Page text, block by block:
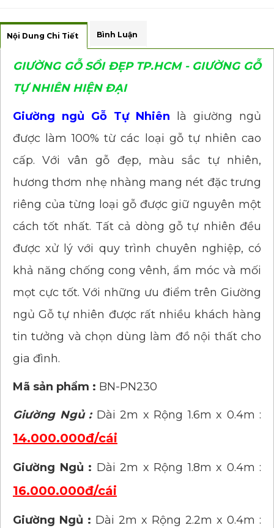
Nội Dung Chi Tiết Bình Luận
GIƯỜNG GỖ SỒI ĐẸP TP.HCM - GIƯỜNG GỖ
TỰ NHIÊN HIỆN ĐẠI
Giường ngủ Gỗ Tự Nhiên là giường ngủ
được làm 100% từ các loại gỗ tự nhiên cao
cấp. Với vân gỗ đẹp, màu sắc tự nhiên,
hương thơm nhẹ nhàng mang nét đặc trưng
riêng của từng loại gỗ được giữ nguyên một
cách tốt nhất. Tất cả dòng gỗ tự nhiên đều
được xử lý với quy trình chuyên nghiệp, có
khả năng chống cong vênh, ẩm móc và mối
mọt cực tốt. Với những ưu điểm trên Giường
ngủ Gỗ tự nhiên được rất nhiều khách hàng
tin tưởng và chọn dùng làm đồ nội thất cho
gia đình.
Mã sản phẩm : BN-PN230
Giường Ngủ : Dài 2m x Rộng 1.6m x 0.4m :
14.000.000đ/cái
Giường Ngủ : Dài 2m x Rộng 1.8m x 0.4m :
16.000.000đ/cái
Giường Ngủ : Dài 2m x Rộng 2.2m x 0.4m :